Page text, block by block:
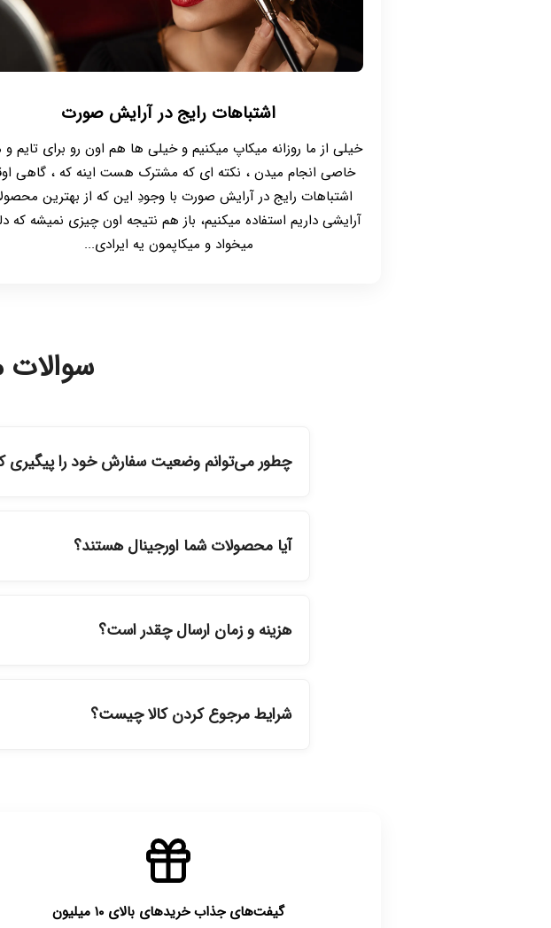
اشتباهات رایج در آرایش صورت
خیلی از ما روزانه میکاپ میکنیم و خیلی ها هم اون رو برای تایم
خاصی انجام میدن ، نکته ای که مشترک هست اینه که ، گاهی
اشتباهات رایج در آرایش صورت با وجودِ این که از بهترین
آرایشی داریم استفاده میکنیم، باز هم نتیجه اون چیزی نمیشه که
میخواد و میکاپمون یه ایرادی...
سوالات
چطور می‌توانم وضعیت سفارش خود را پیگیری
آیا محصولات شما اورجینال هستند؟
هزینه و زمان ارسال چقدر است؟
شرایط مرجوع کردن کالا چیست؟
گیفت‌های جذاب خریدهای بالای ۱۰ میلیون